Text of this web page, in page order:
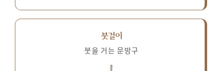
붓걸이
붓을 거는 문방구